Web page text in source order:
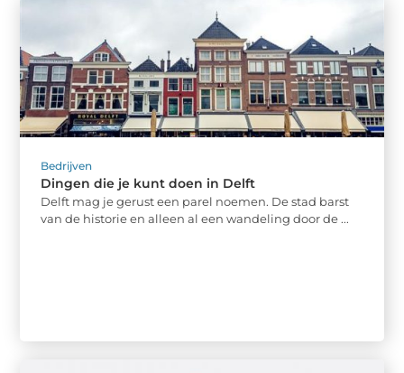
Bedrijven
Dingen die je kunt doen in Delft
Delft mag je gerust een parel noemen. De stad barst
van de historie en alleen al een wandeling door de ...